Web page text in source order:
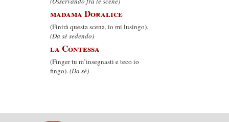
madama Doralice
(Finirà questa scena, io mi lusingo).
(Da sé sedendo)
la Contessa
(Finger tu m’insegnasti e teco io
fingo).(Da sé)